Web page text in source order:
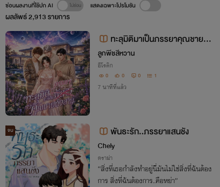
ผลลัพธ์2,913รายการ
ซ่อนผลงานที่ใช้ปก AI แสดงเฉพาะโปรโมชัน
ทะลุมิติมาเป็นภรรยาคุณชายทั้ง
สาม 4P
ลูกพีชสีหวาน
อีโรติก
0 0 0 1
7 นาทีที่แล้ว
จบ พันธะรัก..ภรรยาแสนชัง
Chely
ดราม่า
“สิ่ง​ที่​เธอกำ​ลัง​ทำอยู่​นี่​มัน​ไม่ใช่​สิ่ง​ที่​ฉัน​ต้อง
การ ​สิ่งที่ฉันต้องการ​..คือหย่า”